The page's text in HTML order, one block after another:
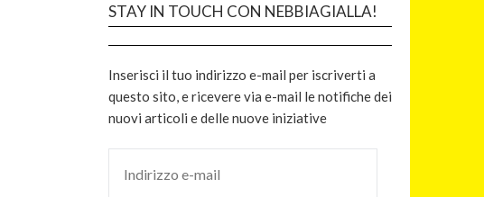
STAY IN TOUCH CON NEBBIAGIALLA!
Inserisci il tuo indirizzo e-mail per iscriverti a
questo sito, e ricevere via e-mail le notifiche dei
nuovi articoli e delle nuove iniziative